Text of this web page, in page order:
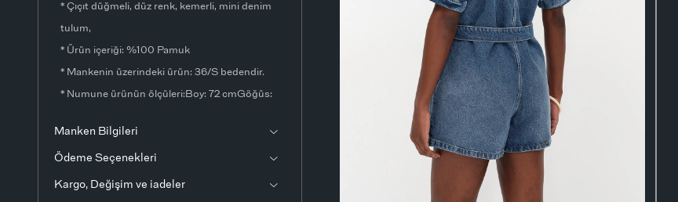
* Çıçıt düğmeli, düz renk, kemerli, mini denim
tulum,
* Ürün içeriği: %100 Pamuk
* Mankenin üzerindeki ürün: 36/S bedendir.
* Numune ürünün ölçüleri:Boy: 72 cmGöğüs:
ölçülmüştür)Ölçülerde ±1-3 cm fark olabilir.
* Ürün fotoğrafları stüdyo ortamında
çekilmiştir. Işık ve ekran ayarlarından dolayı
Manken Bilgileri
Ödeme Seçenekleri
Kargo, Değişim ve iadeler